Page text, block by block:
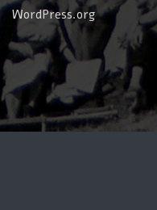
WordPress.org